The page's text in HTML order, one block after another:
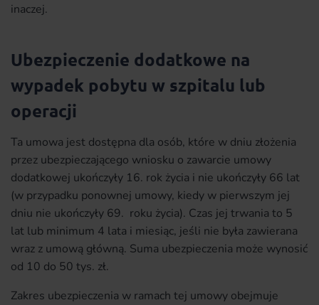
inaczej.
Ubezpieczenie dodatkowe na
wypadek pobytu w szpitalu lub
operacji
Ta umowa jest dostępna dla osób, które w dniu złożenia
przez ubezpieczającego wniosku o zawarcie umowy
dodatkowej ukończyły 16. rok życia i nie ukończyły 66 lat
(w przypadku ponownej umowy, kiedy w pierwszym jej
dniu nie ukończyły 69. roku życia). Czas jej trwania to 5
lat lub minimum 4 lata i miesiąc, jeśli nie była zawierana
wraz z umową główną. Suma ubezpieczenia może wynosić
od 10 do 50 tys. zł.
Zakres ubezpieczenia w ramach tej umowy obejmuje